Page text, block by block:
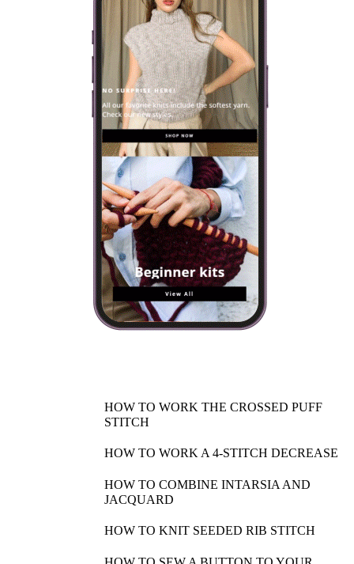
HOW TO WORK THE CROSSED PUFF
STITCH
HOW TO WORK A 4-STITCH DECREASE
HOW TO COMBINE INTARSIA AND
JACQUARD
HOW TO KNIT SEEDED RIB STITCH